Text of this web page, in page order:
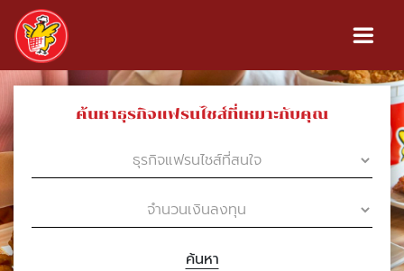
ค้นหาธุรกิจแฟรนไชส์ที่เหมาะกับคุณ
ค้นหา